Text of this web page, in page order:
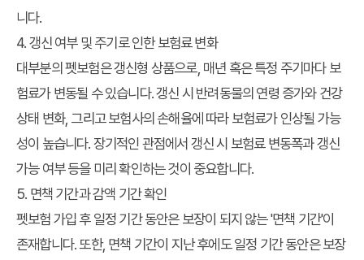
니다.
4. 갱신 여부 및 주기로 인한 보험료 변화
대부분의 펫보험은 갱신형 상품으로, 매년 혹은 특정 주기마다 보
험료가 변동될 수 있습니다. 갱신 시 반려동물의 연령 증가와 건강
상태 변화, 그리고 보험사의 손해율에 따라 보험료가 인상될 가능
성이 높습니다. 장기적인 관점에서 갱신 시 보험료 변동폭과 갱신
가능 여부 등을 미리 확인하는 것이 중요합니다.
5. 면책 기간과 감액 기간 확인
펫보험 가입 후 일정 기간 동안은 보장이 되지 않는 '면책 기간'이
존재합니다. 또한, 면책 기간이 지난 후에도 일정 기간 동안은 보장